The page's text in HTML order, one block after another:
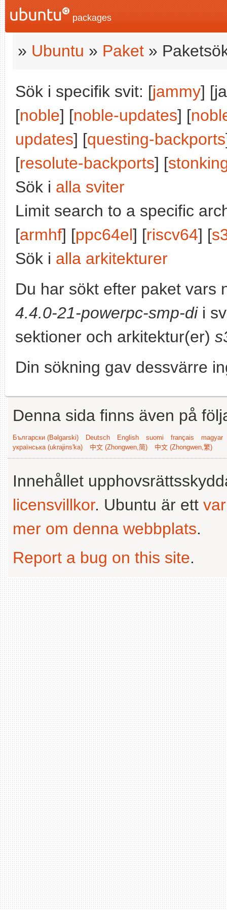
packages
» Ubuntu » Paket »
Sök i specifik svit: [jammy]
[noble] [noble-updates] [
updates] [questing-backports
[resolute-backports] [
Sök i alla sviter
Limit search to a specific
[armhf] [ppc64el] [riscv64] [
Sök i alla arkitekturer
Du har sökt efter paket vars
4.4.0-21-powerpc-smp-dii
sektioner och arkitektur(er)
Din sökning gav dessvärre
Denna sida finns även på
Български (Bəlgarski) Deutsch English suomi français
magyar
українська (ukrajins'ka)
中文 (Zhongwen,简) 中文 (Zhongwen,繁)
Innehållet
licensvillkor. Ubuntu är ett
mer om denna webbplats.
Report a bug on this site.